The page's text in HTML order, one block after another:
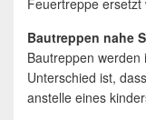
Bautreppen nahe
Bautreppen
Unterschied ist,
anstelle eines